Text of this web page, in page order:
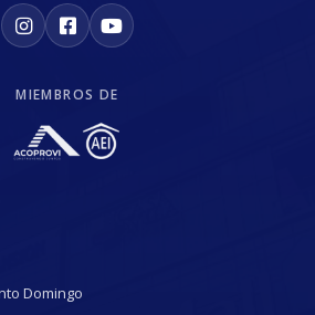
MIEMBROS DE
Domingo